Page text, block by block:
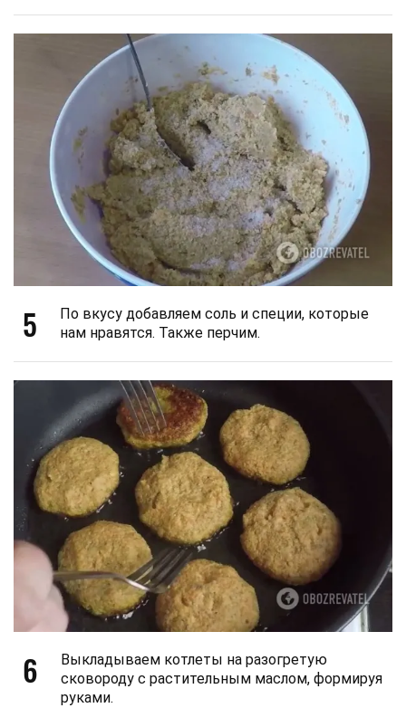
5
По вкусу добавляем соль и специи, которые
нам нравятся. Также перчим.
6
Выкладываем котлеты на разогретую
сковороду с растительным маслом, формируя
руками.